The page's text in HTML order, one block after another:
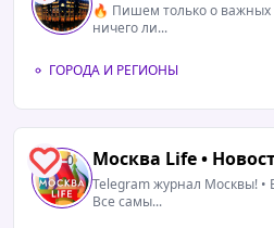
🔥 Пишем только о важных
ничего ли...
ГОРОДА И РЕГИОНЫ
0 Москва Life •
Telegram журнал Москвы! •
Все самы...